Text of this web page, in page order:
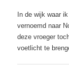
In de wijk waar
vernoemd naar
deze vroeger
voetlicht te